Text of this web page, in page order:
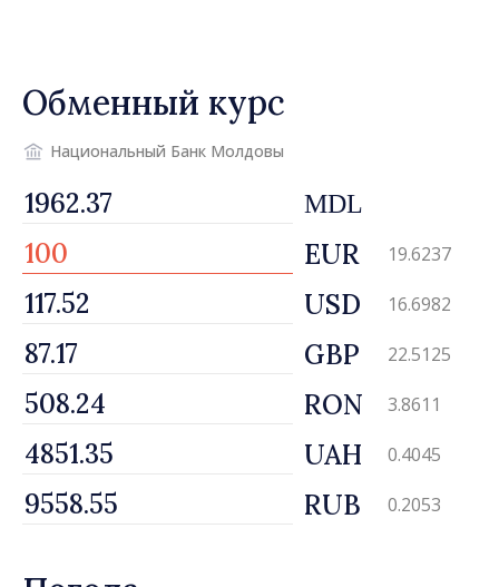
Обменный курс
Национальный Банк Молдовы
MDL
EUR 19.6237
USD 16.6982
GBP 22.5125
RON 3.8611
UAH 0.4045
RUB 0.2053